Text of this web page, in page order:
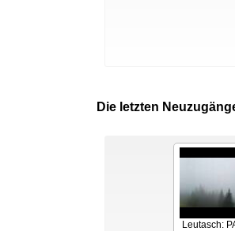
Die letzten
Leutasch: